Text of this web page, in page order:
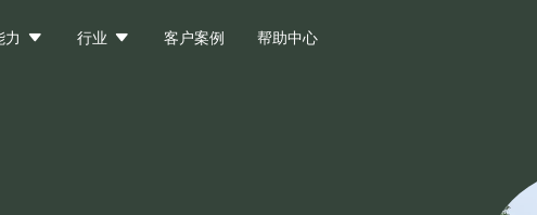
力  行业  客户案例 帮助中心